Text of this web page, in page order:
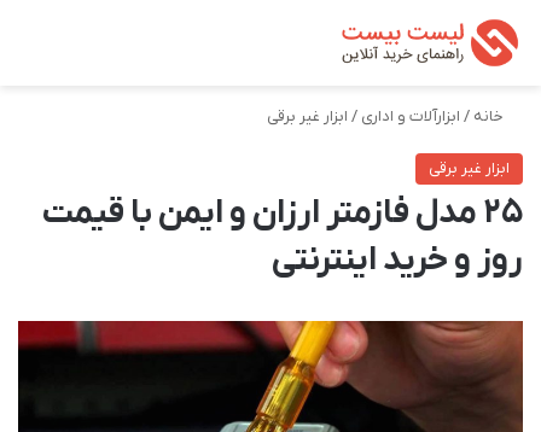
خانه / ابزارآلات و اداری / ابزار غیر برقی
ابزار غیر برقی
25 مدل فازمتر ارزان و ایمن با قیمت
روز و خرید اینترنتی